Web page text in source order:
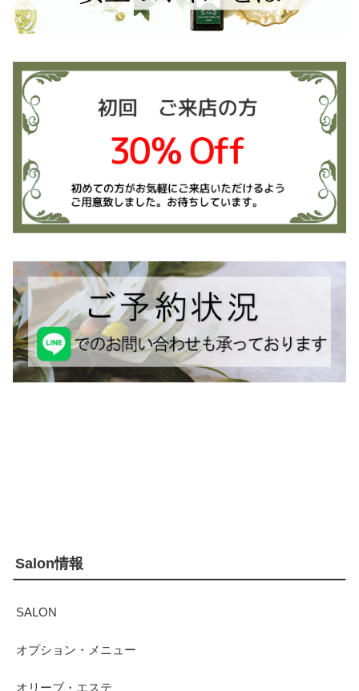
Salon情報
SALON
オプション・メニュー
オリーブ・エステ